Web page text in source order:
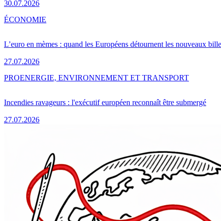
30.07.2026
L’euro en mèmes : quand les Européens détournent les nouveaux
27.07.2026
ÉCONOMIE
Incendies ravageurs : l'exécutif européen reconnaît être submergé
27.07.2026
PROENERGIE, ENVIRONNEMENT ET TRANSPORT